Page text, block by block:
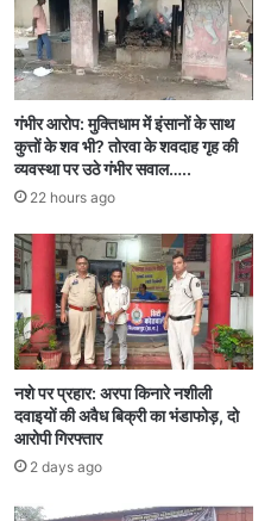
का कहना है कि
अनुकंपा नियुक्ति
नहीं उठाया जा रहा।
रामसागर कौशले, श्रीमती
संजीत शर्मा, बजरंग
युवराज शर्मा, प्रवीण
और अधिकारी मौजूद रहे।
लेने की मांग की और चेताया
हुई तो आंदोलन और तेज
गंभीर आरोप: मुक्तिधाम में इंसानों के साथ
कुत्तों के शव भी? तोरवा के शवदाह गृह की
व्यवस्था पर उठे गंभीर सवाल…..
22 hours ago
नशे पर प्रहार: अरपा किनारे नशीली
दवाइयों की अवैध बिक्री का भंडाफोड़, दो
आरोपी गिरफ्तार
2 days ago